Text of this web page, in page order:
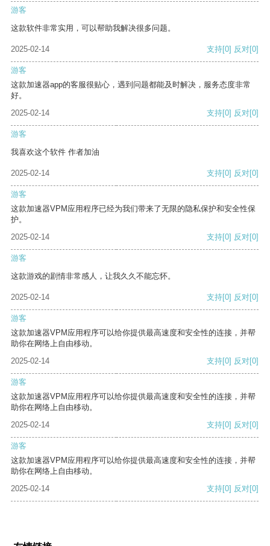
游客
这款软件非常实用，可以帮助我解决很多问题。
2025-02-14 支持[0] 反对[0]
游客
这款加速器app的客服很贴心，遇到问题都能及时解决，服务态度非常
好。
2025-02-14
支持[0] 反对[0]
游客
我喜欢这个软件 作者加油
2025-02-14 支持[0] 反对[0]
游客
这款加速器VPM应用程序已经为我们带来了无限的隐私保护和安全性保
护。
2025-02-14
支持[0] 反对[0]
游客
这款游戏的剧情非常感人，让我久久不能忘怀。
2025-02-14 支持[0] 反对[0]
游客
这款加速器VPM应用程序可以给你提供最高速度和安全性的连接，并帮
助你在网络上自由移动。
2025-02-14
支持[0] 反对[0]
游客
这款加速器VPM应用程序可以给你提供最高速度和安全性的连接，并帮
助你在网络上自由移动。
2025-02-14
支持[0] 反对[0]
游客
这款加速器VPM应用程序可以给你提供最高速度和安全性的连接，并帮
助你在网络上自由移动。
2025-02-14
支持[0] 反对[0]